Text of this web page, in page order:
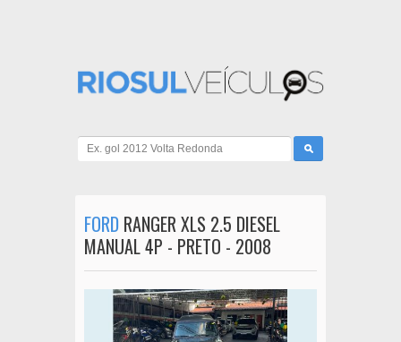
FORD RANGER XLS 2.5 DIESEL
MANUAL 4P - PRETO - 2008